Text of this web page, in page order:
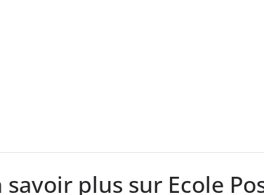
savoir plus sur Ecole